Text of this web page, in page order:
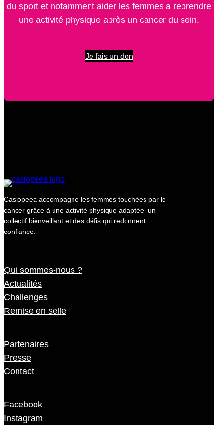
du sport et notamment aider les femmes a reprendre
une activité physique après un cancer du sein.
Je fais un don
Casiopeea accompagne les femmes touchées par le
cancer grâce à une activité physique adaptée, un
collectif bienveillant et des défis qui redonnent
confiance.
Qui sommes-nous ?
Actualités
Challenges
Remise en selle
Partenaires
Presse
Contact
Facebook
Instagram